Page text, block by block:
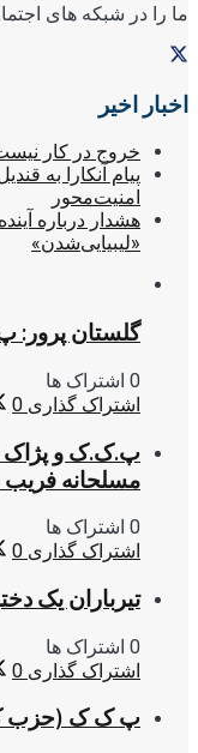
ما را در شبکه های
اخبار اخیر
خروج در کار
پیام آنکارا به
امنیت‌محور
هشدار درباره
«لیبیایی‌شدن»
گلستان
0 اشتراک ها
اشتراک گذاری 0
پ.ک.ک و پژاک
مسلحانه
0 اشتراک ها
اشتراک گذاری 0
تیرباران یک
0 اشتراک ها
اشتراک گذاری 0
پ ک ک (حزب